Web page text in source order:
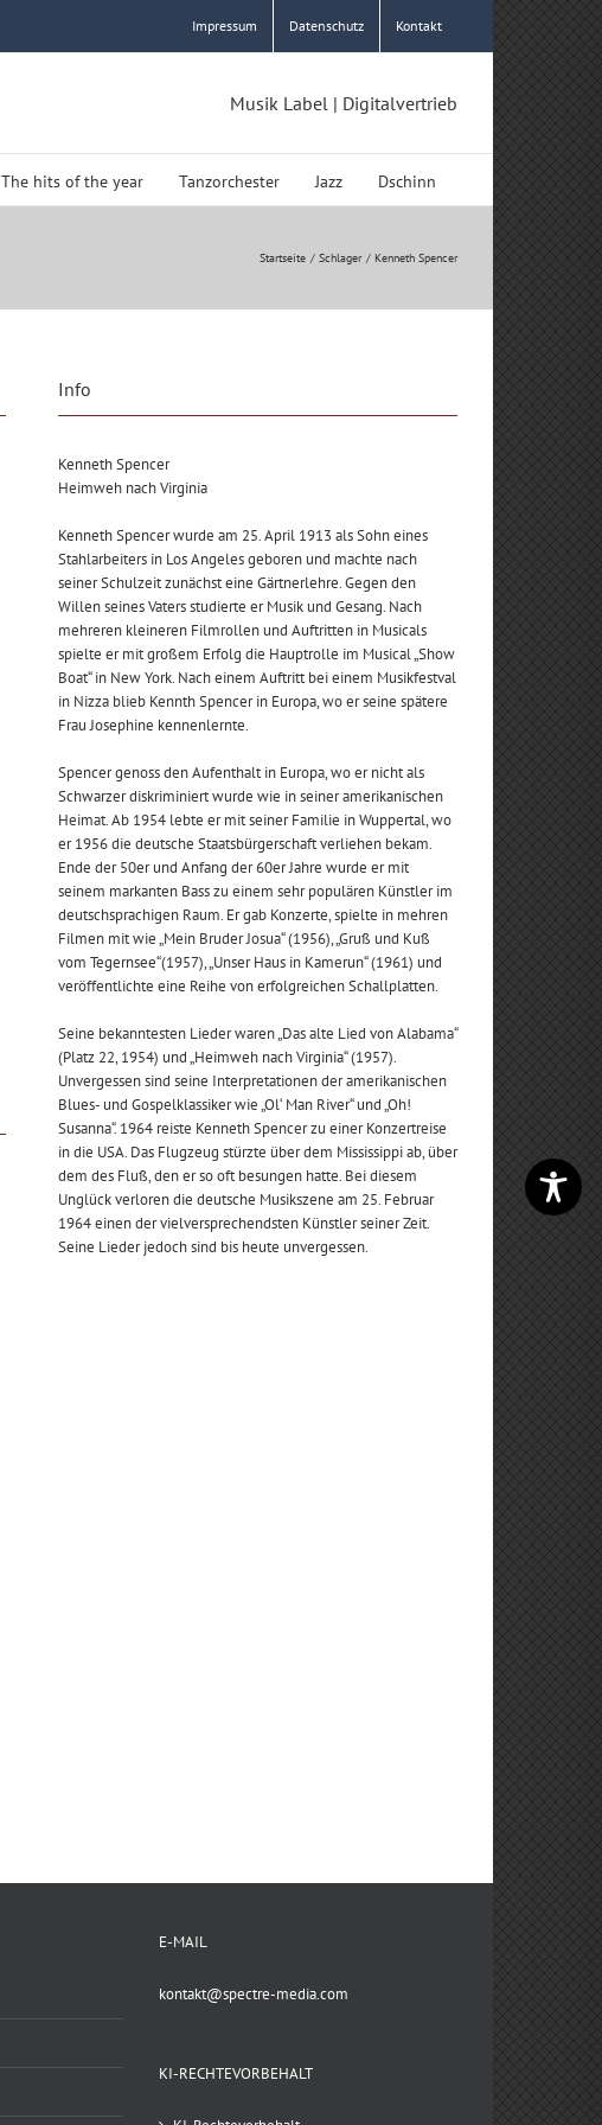
Impressum Datenschutz Kontakt
Musik Label | Digitalvertrieb
The hits of the year Tanzorchester Jazz Dschinn
Startseite Schlager Kenneth Spencer
Info
Kenneth Spencer
Heimweh nach Virginia
Kenneth Spencer wurde am 25. April 1913 als Sohn eines
Stahlarbeiters in Los Angeles geboren und machte nach
seiner Schulzeit zunächst eine Gärtnerlehre. Gegen den
Willen seines Vaters studierte er Musik und Gesang. Nach
mehreren kleineren Filmrollen und Auftritten in Musicals
spielte er mit großem Erfolg die Hauptrolle im Musical „Show
Boat“ in New York. Nach einem Auftritt bei einem Musikfestval
in Nizza blieb Kennth Spencer in Europa, wo er seine spätere
Frau Josephine kennenlernte.
Spencer genoss den Aufenthalt in Europa, wo er nicht als
Schwarzer diskriminiert wurde wie in seiner amerikanischen
Heimat. Ab 1954 lebte er mit seiner Familie in Wuppertal, wo
er 1956 die deutsche Staatsbürgerschaft verliehen bekam.
Ende der 50er und Anfang der 60er Jahre wurde er mit
seinem markanten Bass zu einem sehr populären Künstler im
deutschsprachigen Raum. Er gab Konzerte, spielte in mehren
Filmen mit wie „Mein Bruder Josua“ (1956), „Gruß und Kuß
vom Tegernsee“(1957), „Unser Haus in Kamerun“ (1961) und
veröffentlichte eine Reihe von erfolgreichen Schallplatten.
Seine bekanntesten Lieder waren „Das alte Lied von Alabama“
(Platz 22, 1954) und „Heimweh nach Virginia“ (1957).
Unvergessen sind seine Interpretationen der amerikanischen
Blues- und Gospelklassiker wie „Ol‘ Man River“ und „Oh!
Susanna“. 1964 reiste Kenneth Spencer zu einer Konzertreise
in die USA. Das Flugzeug stürzte über dem Mississippi ab, über
dem des Fluß, den er so oft besungen hatte. Bei diesem
Unglück verloren die deutsche Musikszene am 25. Februar
1964 einen der vielversprechendsten Künstler seiner Zeit.
Seine Lieder jedoch sind bis heute unvergessen.
E-MAIL
kontakt@spectre-media.com
KI-RECHTEVORBEHALT